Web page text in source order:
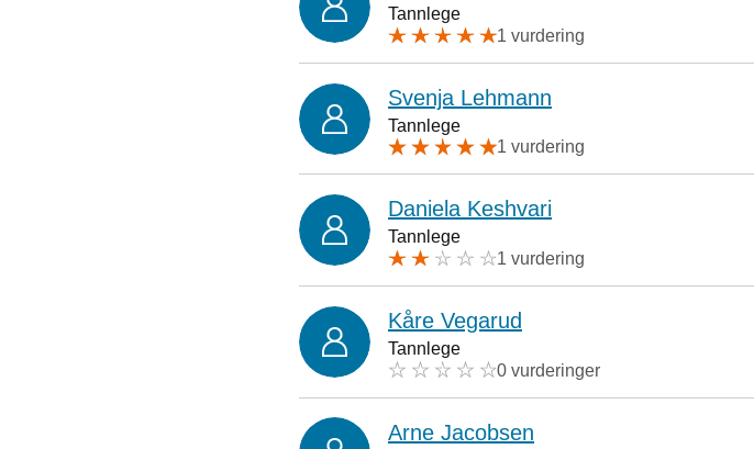
Tannlege
1 vurdering
Svenja Lehmann
Tannlege
1 vurdering
Daniela Keshvari
Tannlege
1 vurdering
Kåre Vegarud
Tannlege
0 vurderinger
Arne Jacobsen